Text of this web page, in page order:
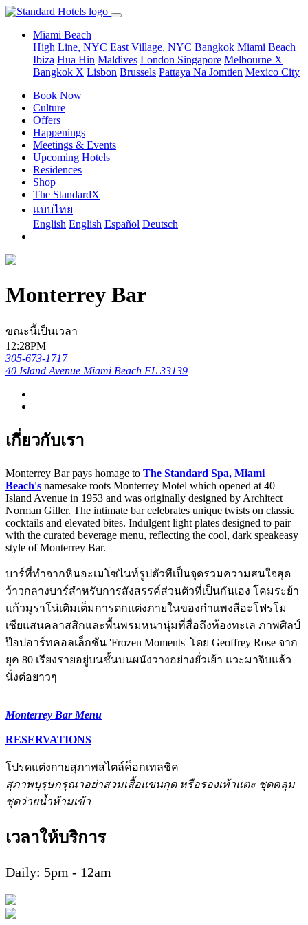
Miami Beach
High Line, NYC East Village, NYC Bangkok Miami Beach
Ibiza Hua Hin Maldives London Singapore Melbourne X
Bangkok X Lisbon Brussels Pattaya Na Jomtien Mexico City
Book Now
Culture
Offers
Happenings
Meetings & Events
Upcoming Hotels
Residences
Shop
The StandardX
แบบไทย
English English Español Deutsch
Monterrey Bar
ขณะนี้เป็นเวลา
12:28PM
305-673-1717
40 Island Avenue Miami Beach FL 33139
เกี่ยวกับเรา
Monterrey Bar pays homage to The Standard Spa, Miami
Beach's namesake roots Monterrey Motel which opened at 40
Island Avenue in 1953 and was originally designed by Architect
Norman Giller. The intimate bar celebrates unique twists on classic
cocktails and elevated bites. Indulgent light plates designed to pair
with the curated beverage menu, reflecting the cool, dark speakeasy
style of Monterrey Bar.
บาร์ที่ทำจากหินอะเมโซไนท์รูปตัวทีเป็นจุดรวมความสนใจสุด
ว้าวกลางบาร์สำหรับการสังสรรค์ส่วนตัวที่เป็นกันเอง โคมระย้า
แก้วมูราโน่เติมเต็มการตกแต่งภายในของกำแพงสีอะโฟรโม
เซียแสนคลาสสิกและพื้นพรมหนานุ่มที่สื่อถึงท้องทะเล ภาพศิลป์
ป๊อปอาร์ทคอลเล็กชัน 'Frozen Moments' โดย Geoffrey Rose จาก
ยุค 80 เรียงรายอยู่บนชั้นบนผนังวางอย่างยั่วเย้า แวะมาจิบแล้ว
นั่งต่อยาวๆ
Monterrey Bar Menu
RESERVATIONS
โปรดแต่งกายสุภาพสไตล์ค็อกเทลชิค
สุภาพบุรุษกรุณาอย่าสวมเสื้อแขนกุดหรือรองเท้าแตะ ชุดคลุม
ชุดว่ายน้ำห้ามเข้า
เวลาให้บริการ
Daily: 5pm - 12am